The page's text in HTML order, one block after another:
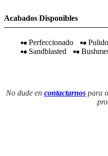
Acabados Disponibles
Perfeccionado Pulido
Sandblasted
No dude en contactarnos para